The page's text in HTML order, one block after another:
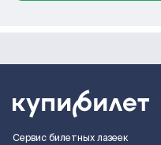
Сервис билетных лазеек